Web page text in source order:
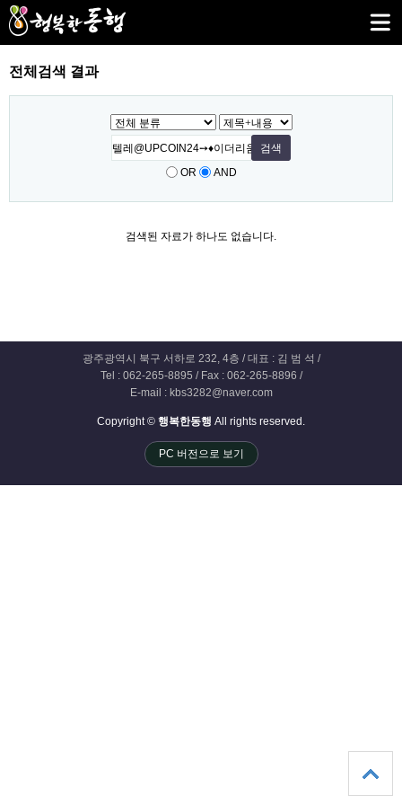
전체검색 결과
OR AND
검색된 자료가 하나도 없습니다.
광주광역시 북구 서하로 232, 4층 / 대표 : 김 범 석 /
Tel : 062-265-8895 / Fax : 062-265-8896 /
E-mail : kbs3282@naver.com
Copyright © 행복한동행 All rights reserved.
PC 버전으로 보기